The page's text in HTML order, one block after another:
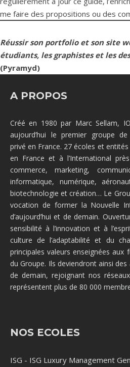
me faire des propositions ou des
Réussir son portfolio et son site
étudiants, les graphistes et les
(Pyramyd)
A PROPOS
Créé en 1980 par Marc Sellam,
aujourd’hui le premier groupe de
privé en France. 27 écoles et
en France et à l’International
commerce, marketing,
informatique, numérique,
biotechnologie et création… Le
vocation de former la Nouvelle
d’aujourd’hui et de demain.
sensibilité à l’innovation et à
culture de l’adaptabilité et du
principales valeurs enseignées aux
du Groupe. Ils deviendront ainsi des
de demain, rejoignant nos
représentent plus de 80 000
NOS ECOLES
ISG - ISG Luxury Management